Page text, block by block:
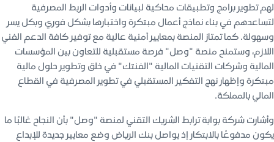
لهم تطوير برامج وتطبيقات محاكية لبيانات وأدوات الربط المصرفية
لتساعدهم في بناء نماذج أعمال مبتكرة واختبارها بشكل فوري وبكل يسر
وسهولة. كما تمتاز المنصة بمعايير أمنية عالية مع توفير كافة الدعم الفني
اللازم، وستمنح منصة "وصل" فرصة مستقبلية للتعاون بين المؤسسات
المالية وشركات التقنيات المالية "الفنتك" في خلق وتطوير حلول مالية
مبتكرة وإظهار نهج التفكير المستقبلي في تطوير المصرفية في القطاع
المالي بالمملكة.
وأشارت شركة بوابة ترابط الشريك التقني لمنصة "وصل" بأن النجاح غالبًا ما
يكون مدفوعًا بالابتكار إذ يواصل بنك الرياض وضع معايير جديدة للإبداع